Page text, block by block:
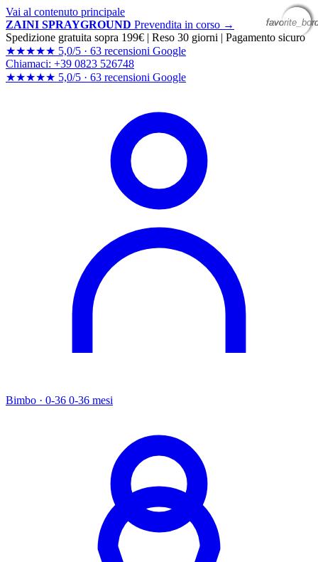
Vai al contenuto principale
ZAINI SPRAYGROUND Prevendita in corso →
Spedizione gratuita sopra 199€ | Reso 30 giorni | Pagamento sicuro
★★★★★ 5,0/5 · 63 recensioni Google
Chiamaci: +39 0823 526748
★★★★★ 5,0/5 · 63 recensioni Google
Bimbo · 0-36 0-36 mesi